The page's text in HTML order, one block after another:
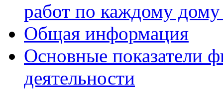
работ по каждому
Общая информация
Основные показатели
деятельности